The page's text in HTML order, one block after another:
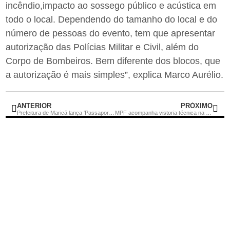
incêndio,impacto ao sossego público e acústica em
todo o local. Dependendo do tamanho do local e do
número de pessoas do evento, tem que apresentar
autorização das Polícias Militar e Civil, além do
Corpo de Bombeiros. Bem diferente dos blocos, que
a autorização é mais simples”, explica Marco Aurélio.
ANTERIOR
Prefeitura de Maricá lança ‘Passaporte Universitário’
PRÓXIMO